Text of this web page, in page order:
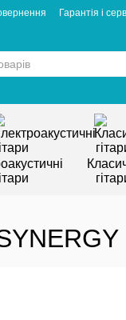
Гарантія і